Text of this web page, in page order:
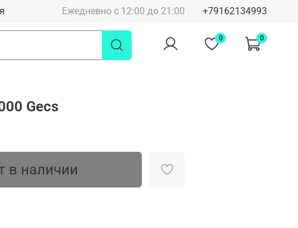
Ежедневно с 12:00 до 21:00 +79162134993
0 0
Gecs
в наличии